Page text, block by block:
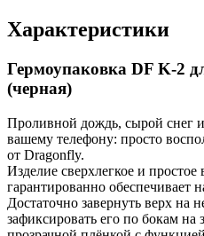
Характеристики
Гермоупаковка DF K-2
(черная)
Проливной дождь, сырой снег
вашему телефону: просто
от Dragonfly.
Изделие сверхлегкое и простое
гарантированно обеспечивает
Достаточно завернуть верх на
зафиксировать его по бокам